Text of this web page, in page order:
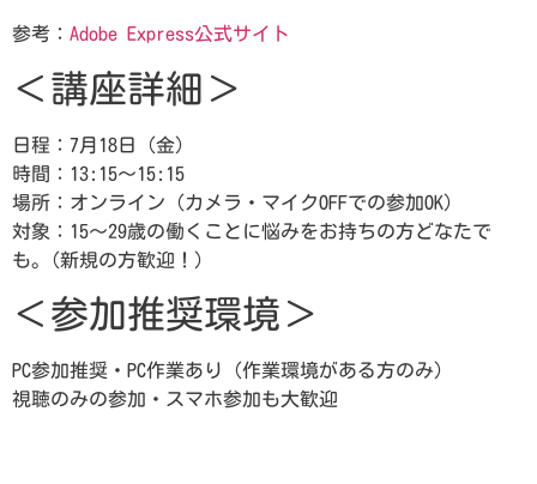
参考： Adobe Express公式サイト
＜講座詳細＞
日程：7月18日（金）
時間：13:15～15:15
場所：オンライン（カメラ・マイクOFFでの参加OK）
対象：15～29歳の働くことに悩みをお持ちの方どなたで
も。(新規の方歓迎！）
＜参加推奨環境＞
PC参加推奨・PC作業あり（作業環境がある方のみ）
視聴のみの参加・スマホ参加も大歓迎